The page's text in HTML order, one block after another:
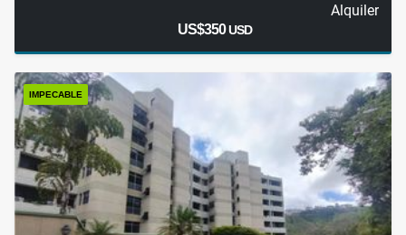
Alquiler
US$350USD
IMPECABLE